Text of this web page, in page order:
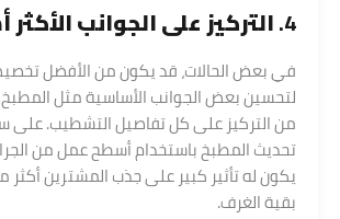
4. التركيز على الجوانب
في بعض الحالات، قد يكون من الأفضل
لتحسين بعض الجوانب الأساسية مثل المطبخ
من التركيز على كل تفاصيل التشطيب. على
تحديث المطبخ باستخدام أسطح عمل من
يكون له تأثير كبير على جذب المشترين
بقية الغرف.